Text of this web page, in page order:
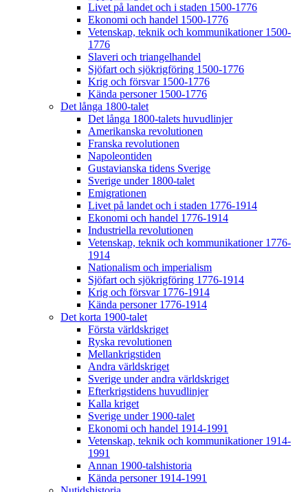
Livet på landet och i staden 1500-1776
Ekonomi och handel 1500-1776
Vetenskap, teknik och kommunikationer 1500-
1776
Slaveri och triangelhandel
Sjöfart och sjökrigföring 1500-1776
Krig och försvar 1500-1776
Kända personer 1500-1776
Det långa 1800-talet
Det långa 1800-talets huvudlinjer
Amerikanska revolutionen
Franska revolutionen
Napoleontiden
Gustavianska tidens Sverige
Sverige under 1800-talet
Emigrationen
Livet på landet och i staden 1776-1914
Ekonomi och handel 1776-1914
Industriella revolutionen
Vetenskap, teknik och kommunikationer 1776-
1914
Nationalism och imperialism
Sjöfart och sjökrigföring 1776-1914
Krig och försvar 1776-1914
Kända personer 1776-1914
Det korta 1900-talet
Första världskriget
Ryska revolutionen
Mellankrigstiden
Andra världskriget
Sverige under andra världskriget
Efterkrigstidens huvudlinjer
Kalla kriget
Sverige under 1900-talet
Ekonomi och handel 1914-1991
Vetenskap, teknik och kommunikationer 1914-
1991
Annan 1900-talshistoria
Kända personer 1914-1991